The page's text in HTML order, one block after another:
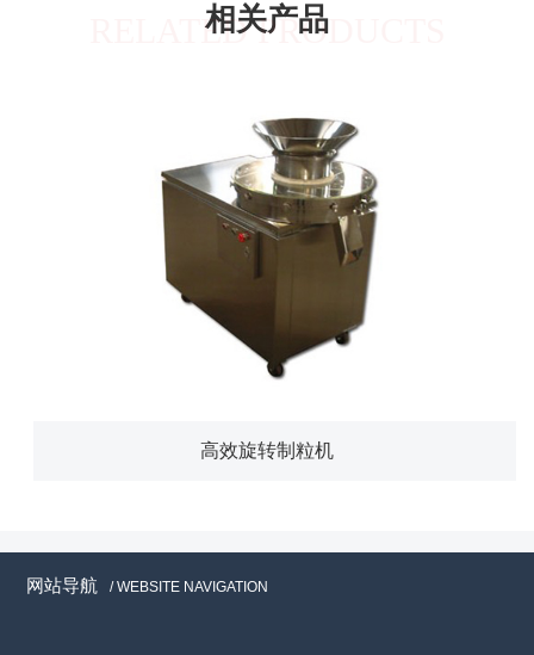
相关产品
RELATED PRODUCTS
高效旋转制粒机
网站导航 / WEBSITE NAVIGATION